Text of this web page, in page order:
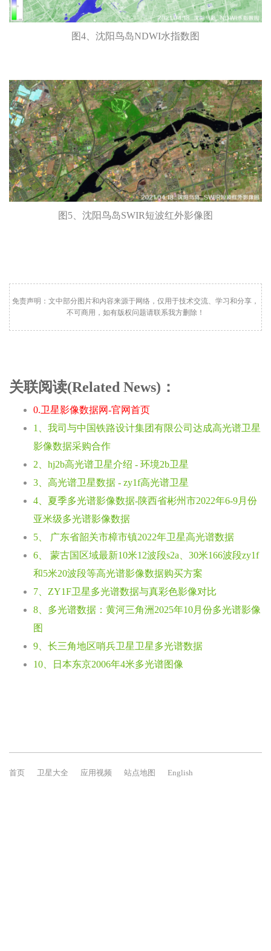
图4、沈阳鸟岛NDWI水指数图
图5、沈阳鸟岛SWIR短波红外影像图
免责声明：文中部分图片和内容来源于网络，仅用于技术交流、学习和分享，
不可商用，如有版权问题请联系我方删除！
关联阅读(Related News)：
0.卫星影像数据网-官网首页
1、我司与中国铁路设计集团有限公司达成高光谱卫星
影像数据采购合作
2、hj2b高光谱卫星介绍 - 环境2b卫星
3、高光谱卫星数据 - zy1f高光谱卫星
4、夏季多光谱影像数据-陕西省彬州市2022年6-9月份
亚米级多光谱影像数据
5、 广东省韶关市樟市镇2022年卫星高光谱数据
6、 蒙古国区域最新10米12波段s2a、30米166波段zy1f
和5米20波段等高光谱影像数据购买方案
7、ZY1F卫星多光谱数据与真彩色影像对比
8、多光谱数据：黄河三角洲2025年10月份多光谱影像
图
9、长三角地区哨兵卫星卫星多光谱数据
10、日本东京2006年4米多光谱图像
首页 卫星大全 应用视频 站点地图 English